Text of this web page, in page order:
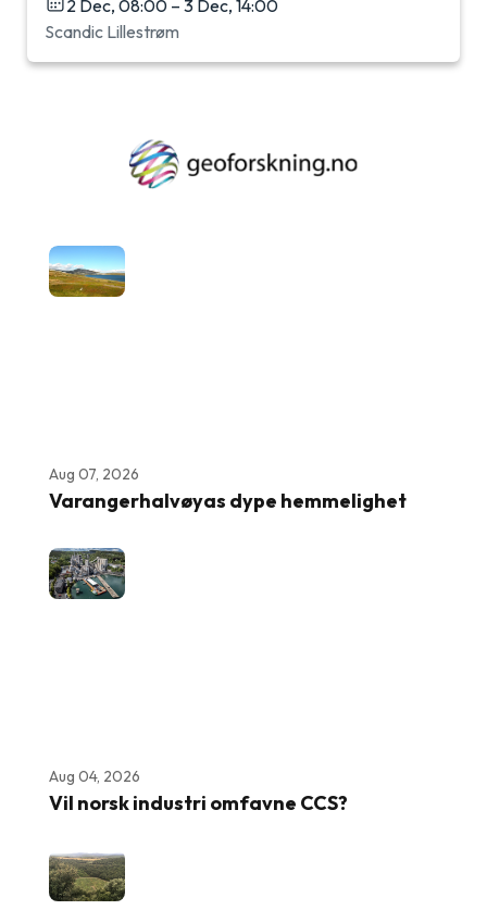
2 Dec, 08:00 – 3 Dec, 14:00
Scandic Lillestrøm
Aug 07, 2026
Varangerhalvøyas dype hemmelighet
Aug 04, 2026
Vil norsk industri omfavne CCS?